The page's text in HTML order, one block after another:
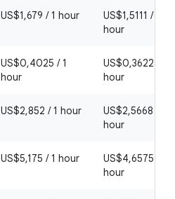
US$1,679 / 1 hour
US$1,5111 / 1
hour
US$0,4025 / 1
hour
US$0,36225 / 1
hour
US$2,852 / 1 hour
US$2,5668 / 1
hour
US$5,175 / 1 hour
US$4,6575 / 1
hour